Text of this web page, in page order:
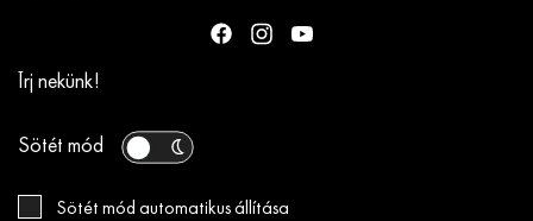
Írj nekünk!
Sötét mód
Sötét mód automatikus állítása